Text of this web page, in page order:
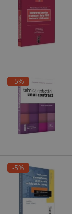
-5%
-5%